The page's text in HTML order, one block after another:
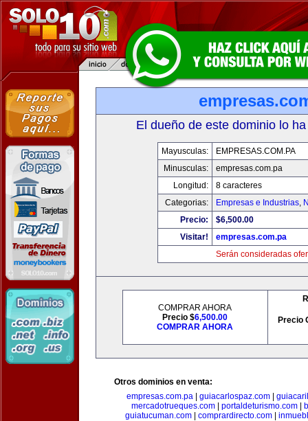
El dueño de este dominio lo
Mayusculas:
EMPRESAS.COM.PA
Minusculas:
empresas.com.pa
Longitud:
8 caracteres
Categorias:
Empresas e Industrias,
Precio:
$6,500.00
Visitar!
empresas.com.pa
Serán consideradas
COMPRAR AHORA
Precio $6,500.00
COMPRAR AHORA
Precio
Otros dominios en venta:
empresas.com.pa| guiacarlospaz.com|
mercadotrueques.com| portaldeturismo.com|
guiatucuman.com
comprardirecto.com